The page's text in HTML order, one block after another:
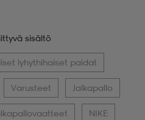
sisältö
lyhythihaiset paidat
Varusteet Jalkapallo
NIKE